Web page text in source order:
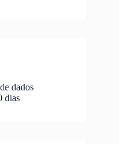
dados
dias